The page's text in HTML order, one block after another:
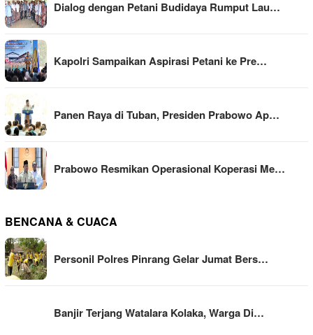
Dialog dengan Petani Budidaya Rumput Lau…
Kapolri Sampaikan Aspirasi Petani ke Pre…
Panen Raya di Tuban, Presiden Prabowo Ap…
Prabowo Resmikan Operasional Koperasi Me…
BENCANA & CUACA
Personil Polres Pinrang Gelar Jumat Bers…
Banjir Terjang Watalara Kolaka, Warga Di…